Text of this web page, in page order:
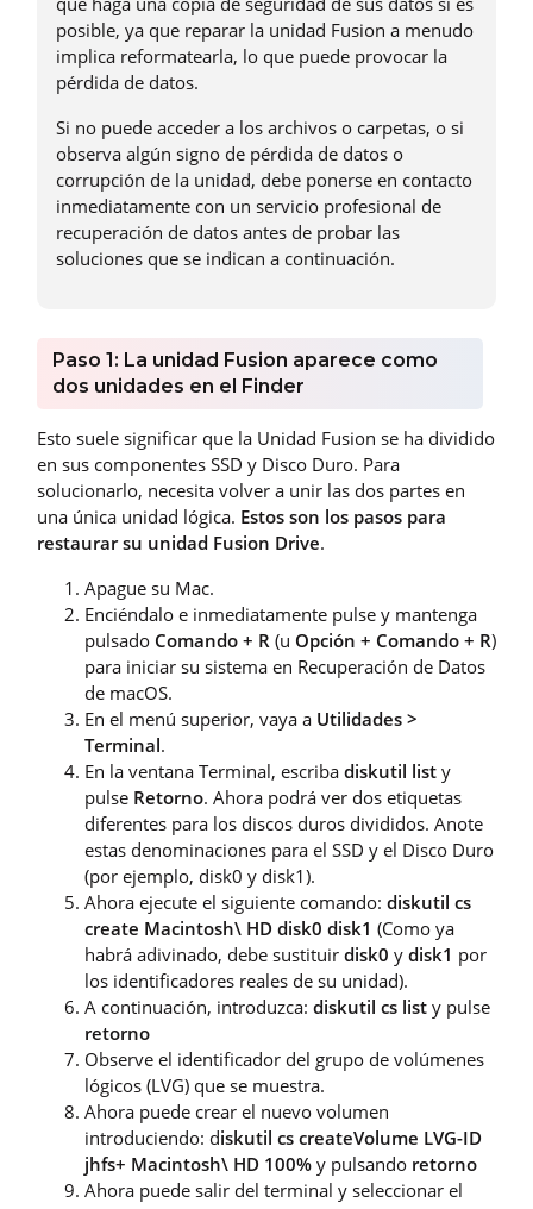
posible, ya que reparar la unidad Fusion a menudo
implica reformatearla, lo que puede provocar la
pérdida de datos.
Si no puede acceder a los archivos o carpetas, o si
observa algún signo de pérdida de datos o
corrupción de la unidad, debe ponerse en contacto
inmediatamente con un servicio profesional de
recuperación de datos antes de probar las
soluciones que se indican a continuación.
Paso 1: La unidad Fusion aparece como
dos unidades en el Finder
Esto suele significar que la Unidad Fusion se ha dividido
en sus componentes SSD y Disco Duro. Para
solucionarlo, necesita volver a unir las dos partes en
una única unidad lógica. Estos son los pasos para
restaurar su unidad Fusion Drive.
Apague su Mac.
Enciéndalo e inmediatamente pulse y mantenga
pulsado Comando + R (u Opción + Comando + R)
para iniciar su sistema en Recuperación de Datos
de macOS.
En el menú superior, vaya a Utilidades >
Terminal.
En la ventana Terminal, escriba diskutil list y
pulse Retorno. Ahora podrá ver dos etiquetas
diferentes para los discos duros divididos. Anote
estas denominaciones para el SSD y el Disco Duro
(por ejemplo, disk0 y disk1).
Ahora ejecute el siguiente comando: diskutil cs
create Macintosh\ HD disk0 disk1 (Como ya
habrá adivinado, debe sustituir disk0 y disk1 por
los identificadores reales de su unidad).
A continuación, introduzca: diskutil cs list y pulse
retorno
Observe el identificador del grupo de volúmenes
lógicos (LVG) que se muestra.
Ahora puede crear el nuevo volumen
introduciendo: diskutil cs createVolume LVG-ID
jhfs+ Macintosh\ HD 100% y pulsando retorno
Ahora puede salir del terminal y seleccionar el